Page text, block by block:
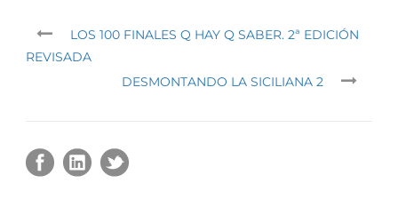
LOS 100 FINALES Q HAY Q SABER. 2ª EDICIÓN
REVISADA
DESMONTANDO LA SICILIANA 2